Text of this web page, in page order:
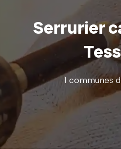
Serrurier
1 communes